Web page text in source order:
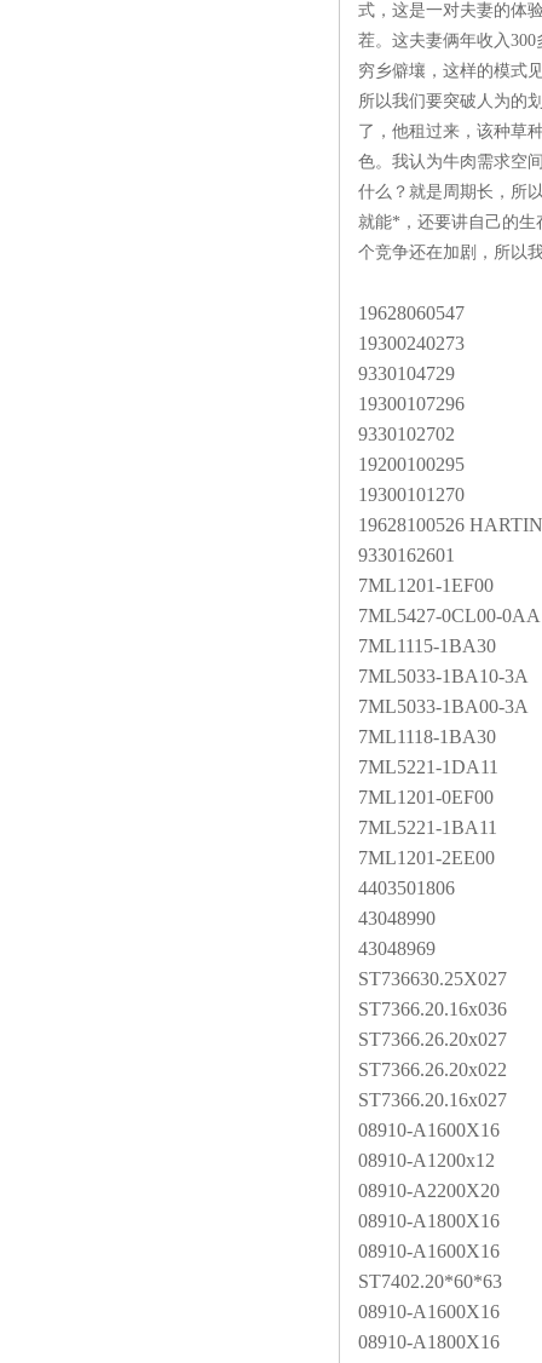
式，这是一对夫妻的体
茬。这夫妻俩年收入
穷乡僻壤，这样的模式
所以我们要突破人为的
了，他租过来，该种草
色。我认为牛肉需求空
什么？就是周期长，所
就能*，还要讲自己的生
个竞争还在加剧，所以
19628060547
19300240273
9330104729
19300107296
9330102702
19200100295
19300101270
19628100526
9330162601
7ML1201-1EF00
7ML5427-0CL00-
7ML1115-1BA30
7ML5033-1BA10-3A
7ML5033-1BA00-3A
7ML1118-1BA30
7ML5221-1DA11
7ML1201-0EF00
7ML5221-1BA11
7ML1201-2EE00
4403501806
43048990
43048969
ST736630.25X027
ST7366.20.16x036
ST7366.26.20x027
ST7366.26.20x022
ST7366.20.16x027
08910-A1600X16
08910-A1200x12
08910-A2200X20
08910-A1800X16
08910-A1600X16
ST7402.20*60*63
08910-A1600X16
08910-A1800X16